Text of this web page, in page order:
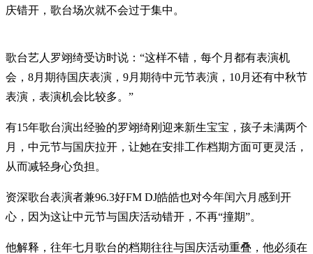
庆错开，歌台场次就不会过于集中。
歌台艺人罗翊绮受访时说：“这样不错，每个月都有表演机
会，8月期待国庆表演，9月期待中元节表演，10月还有中秋节
表演，表演机会比较多。”
有15年歌台演出经验的罗翊绮刚迎来新生宝宝，孩子未满两个
月，中元节与国庆拉开，让她在安排工作档期方面可更灵活，
从而减轻身心负担。
资深歌台表演者兼96.3好FM DJ皓皓也对今年闰六月感到开
心，因为这让中元节与国庆活动错开，不再“撞期”。
他解释，往年七月歌台的档期往往与国庆活动重叠，他必须在